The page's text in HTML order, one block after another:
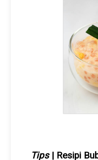
Tips | Resipi